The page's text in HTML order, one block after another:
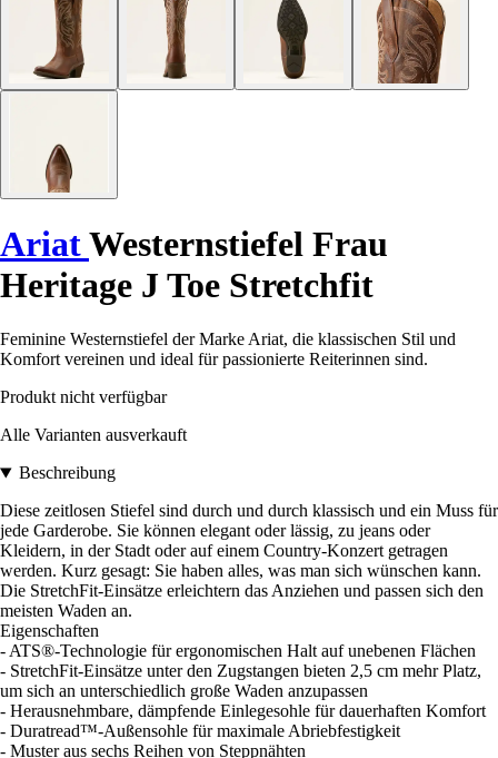
AriatWesternstiefel Frau
Heritage J Toe Stretchfit
Feminine Westernstiefel der Marke Ariat, die klassischen Stil und
Komfort vereinen und ideal für passionierte Reiterinnen sind.
Produkt nicht verfügbar
Alle Varianten ausverkauft
Beschreibung
Diese zeitlosen Stiefel sind durch und durch klassisch und ein Muss für
jede Garderobe. Sie können elegant oder lässig, zu jeans oder
Kleidern, in der Stadt oder auf einem Country-Konzert getragen
werden. Kurz gesagt: Sie haben alles, was man sich wünschen kann.
Die StretchFit-Einsätze erleichtern das Anziehen und passen sich den
meisten Waden an.
Eigenschaften
- ATS®-Technologie für ergonomischen Halt auf unebenen Flächen
- StretchFit-Einsätze unter den Zugstangen bieten 2,5 cm mehr Platz,
um sich an unterschiedlich große Waden anzupassen
- Herausnehmbare, dämpfende Einlegesohle für dauerhaften Komfort
- Duratread™-Außensohle für maximale Abriebfestigkeit
- Muster aus sechs Reihen von Steppnähten